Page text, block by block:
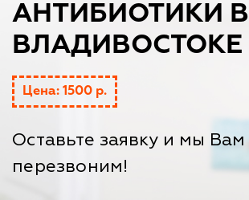
АНТИБИОТИКИ В
ВЛАДИВОСТОКЕ
Цена: 1500 р.
Оставьте заявку и мы Вам
перезвоним!